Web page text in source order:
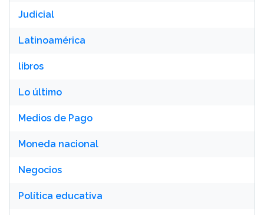
Judicial
Latinoamérica
libros
Lo último
Medios de Pago
Moneda nacional
Negocios
Política educativa